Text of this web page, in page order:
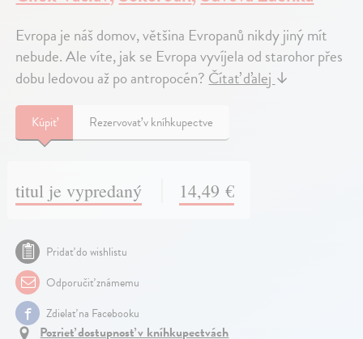
Evropa je náš domov, většina Evropanů nikdy jiný mít
nebude. Ale víte, jak se Evropa vyvíjela od starohor přes
dobu ledovou až po antropocén?Čítať ďalej↓
Kúpiť Rezervovať v kníhkupectve
titul je vypredaný 14,49 €
Pridať do wishlistu
Odporučiť známemu
Zdielať na Facebooku
Pozrieť dostupnosť v kníhkupectvách